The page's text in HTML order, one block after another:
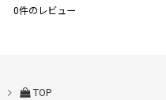
0件のレビュー
TOP